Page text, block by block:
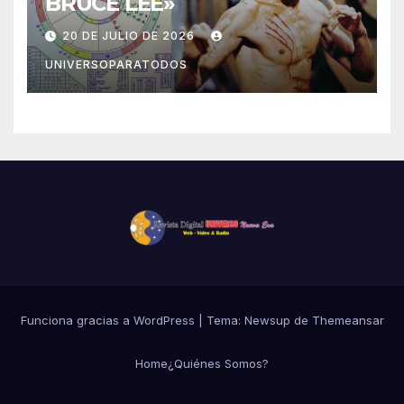
20 DE JULIO DE 2026
UNIVERSOPARATODOS
Funciona gracias a WordPress Tema: Newsup de Themeansar
Home¿Quiénes Somos?